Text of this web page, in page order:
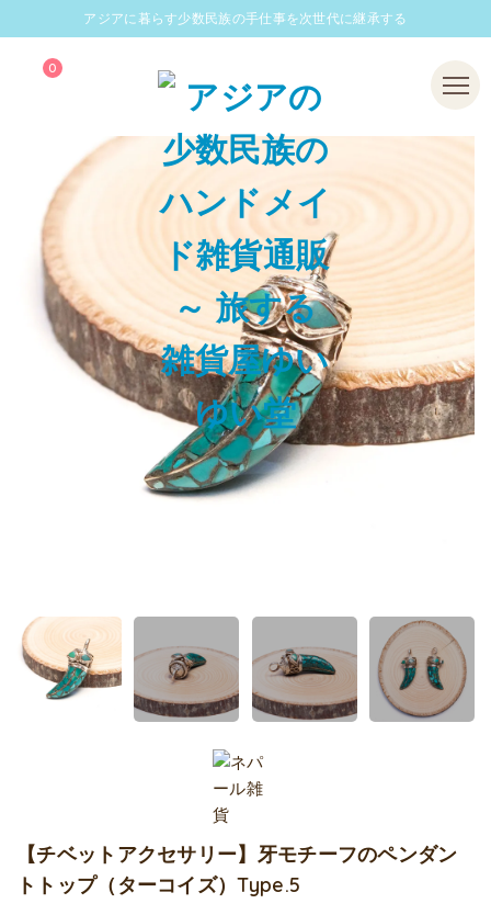
アジアに暮らす少数民族の手仕事を次世代に継承する
0 Menu
【チベットアクセサリー】牙モチーフのペンダン
トトップ（ターコイズ）Type.5